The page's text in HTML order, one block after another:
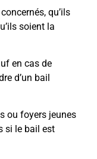
qu’ils
soient la
en cas de
d’un bail
ou foyers jeunes
si le bail est